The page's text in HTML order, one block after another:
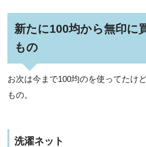
新たに100均から無印に
もの
お次は今まで100均のを使ってたけ
もの。
洗濯ネット